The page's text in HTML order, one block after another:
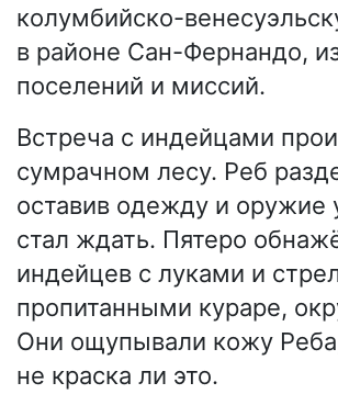
колумбийско-
в районе Сан-Фернандо,
поселений и миссий.
Встреча с индейцами
сумрачном лесу. Реб
оставив одежду и оружие
стал ждать. Пятеро
индейцев с луками и
пропитанными кураре,
Они ощупывали кожу
не краска ли это.